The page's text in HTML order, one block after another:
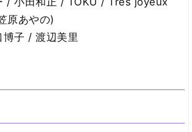
原あやの)
子 / 渡辺美里